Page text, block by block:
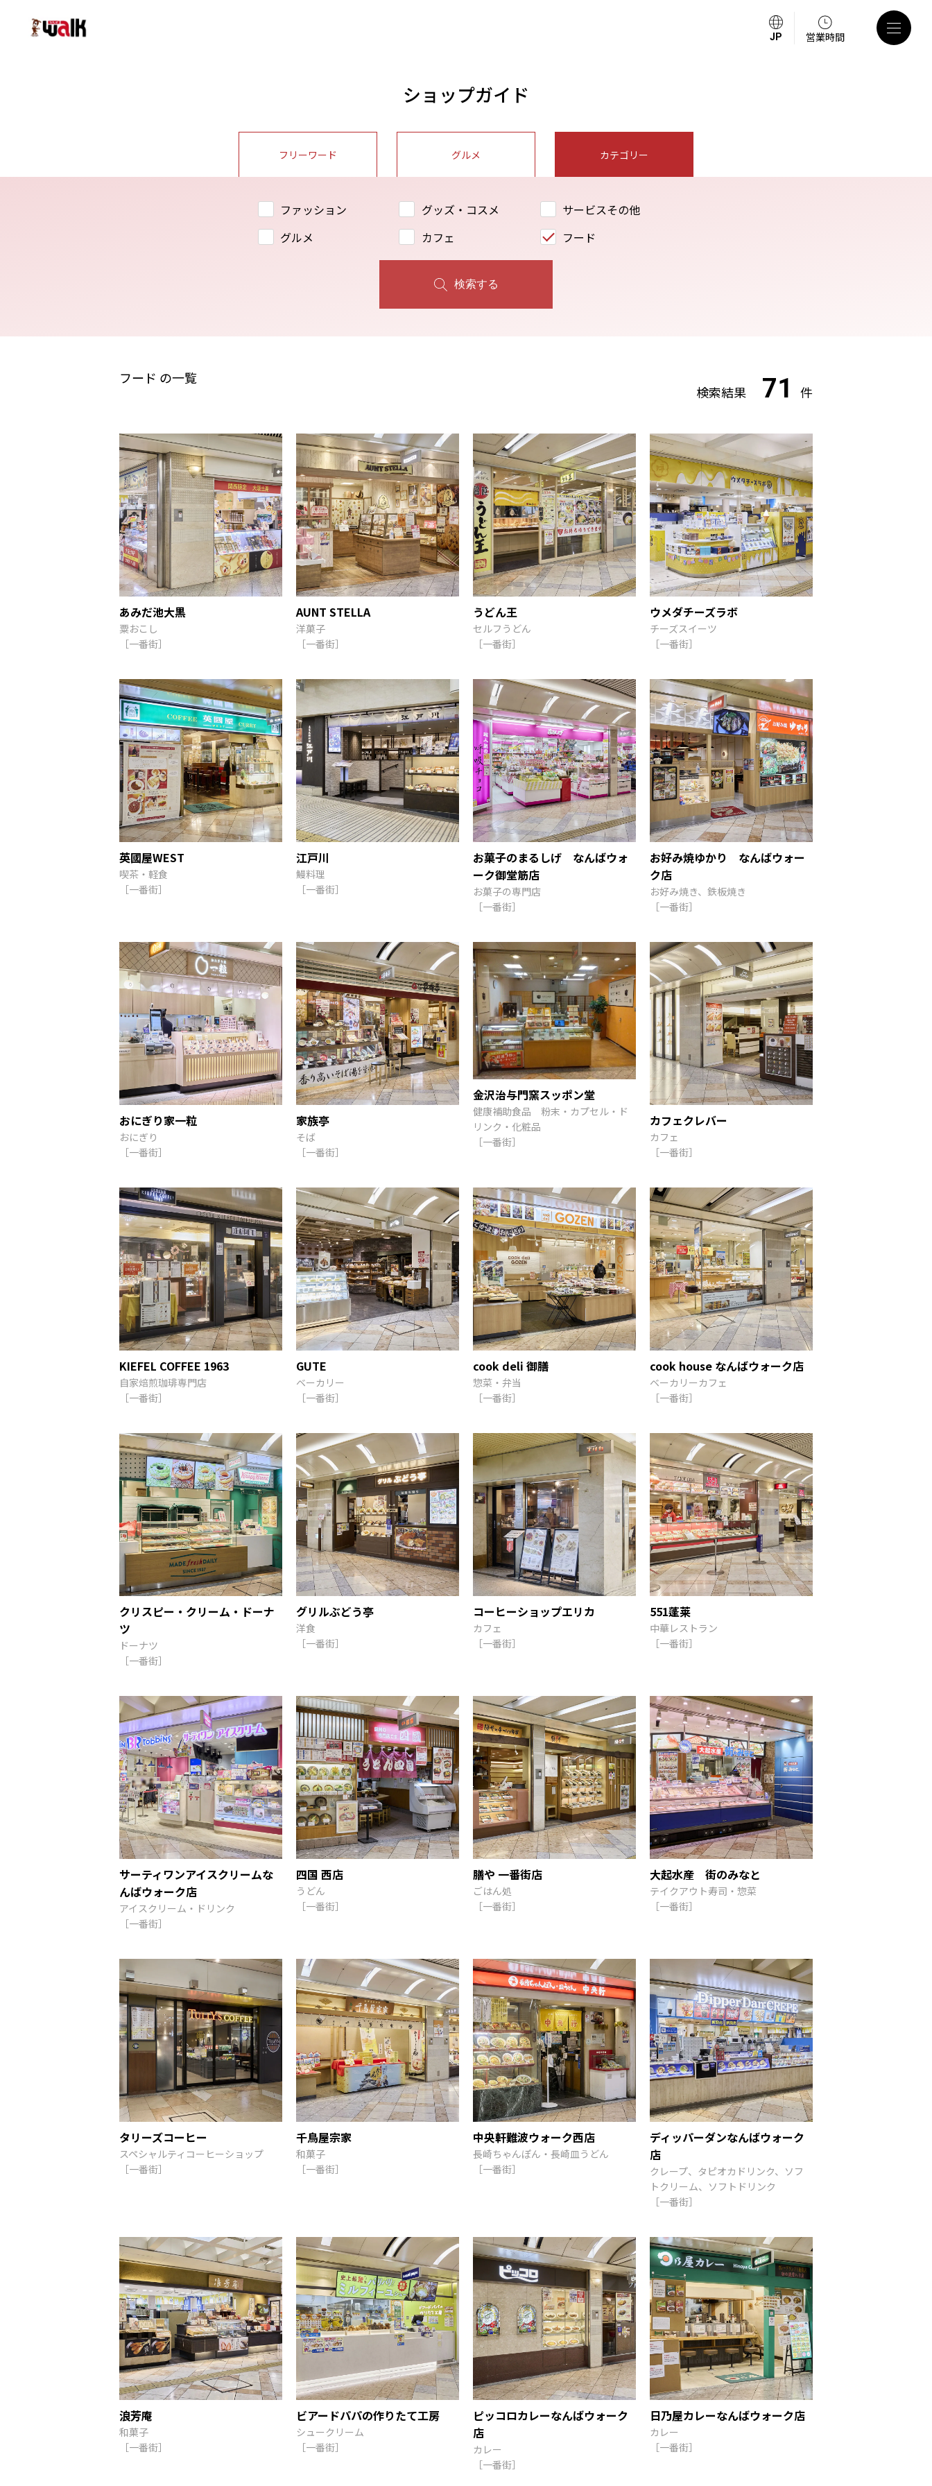
営業時間
ショップガイド
フリーワード グルメ カテゴリー
ファッション グッズ・コスメ
サービスその他
グルメ
カフェ フード
検索する
フード の一覧
検索結果
71 件
あみだ池大黒
粟おこし
［一番街］
AUNT STELLA
洋菓子
［一番街］
うどん王
セルフうどん
［一番街］
ウメダチーズラボ
チーズスイーツ
［一番街］
英國屋WEST
喫茶・軽食
［一番街］
江戸川
鰻料理
［一番街］
お菓子のまるしげ なんばウォ
ーク御堂筋店
お菓子の専門店
［一番街］
お好み焼ゆかり なんばウォー
ク店
お好み焼き、鉄板焼き
［一番街］
おにぎり家一粒
おにぎり
［一番街］
家族亭
そば
［一番街］
金沢治与門窯スッポン堂
健康補助食品 粉末・カプセル・ド
リンク・化粧品
［一番街］
カフェクレバー
カフェ
［一番街］
KIEFEL COFFEE 1963
自家焙煎珈琲専門店
［一番街］
GUTE
ベーカリー
［一番街］
cook deli 御膳
惣菜・弁当
［一番街］
cook house なんばウォーク店
ベーカリーカフェ
［一番街］
クリスピー・クリーム・ドーナ
ツ
ドーナツ
［一番街］
グリルぶどう亭
洋食
［一番街］
コーヒーショップエリカ
カフェ
［一番街］
551蓬莱
中華レストラン
［一番街］
サーティワンアイスクリームな
んばウォーク店
アイスクリーム・ドリンク
［一番街］
四国 西店
うどん
［一番街］
膳や 一番街店
ごはん処
［一番街］
大起水産 街のみなと
テイクアウト寿司・惣菜
［一番街］
タリーズコーヒー
スペシャルティコーヒーショップ
［一番街］
千鳥屋宗家
和菓子
［一番街］
中央軒難波ウォーク西店
長崎ちゃんぽん・長崎皿うどん
［一番街］
ディッパーダンなんばウォーク
店
クレープ、タピオカドリンク、ソフ
トクリーム、ソフトドリンク
［一番街］
浪芳庵
和菓子
［一番街］
ビアードパパの作りたて工房
シュークリーム
［一番街］
ピッコロカレーなんばウォーク
店
カレー
［一番街］
日乃屋カレーなんばウォーク店
カレー
［一番街］